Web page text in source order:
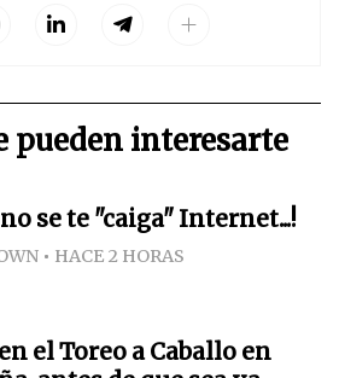
pueden interesarte
no se te "caiga" Internet...!
HACE 2 HORAS
el Toreo a Caballo en